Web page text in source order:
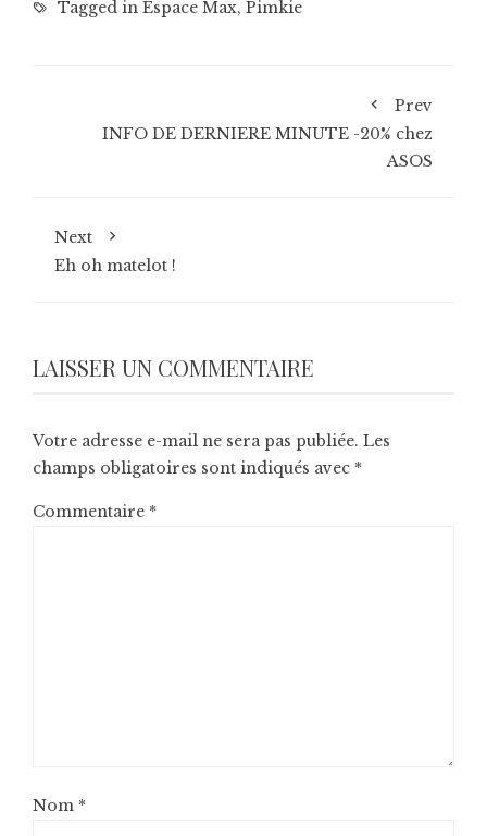
Tagged in Espace Max, Pimkie
Prev
INFO DE DERNIERE MINUTE -20% chez
ASOS
Next
Eh oh matelot !
LAISSER UN COMMENTAIRE
Votre adresse e-mail ne sera pas publiée. Les
champs obligatoires sont indiqués avec *
Commentaire *
Nom *